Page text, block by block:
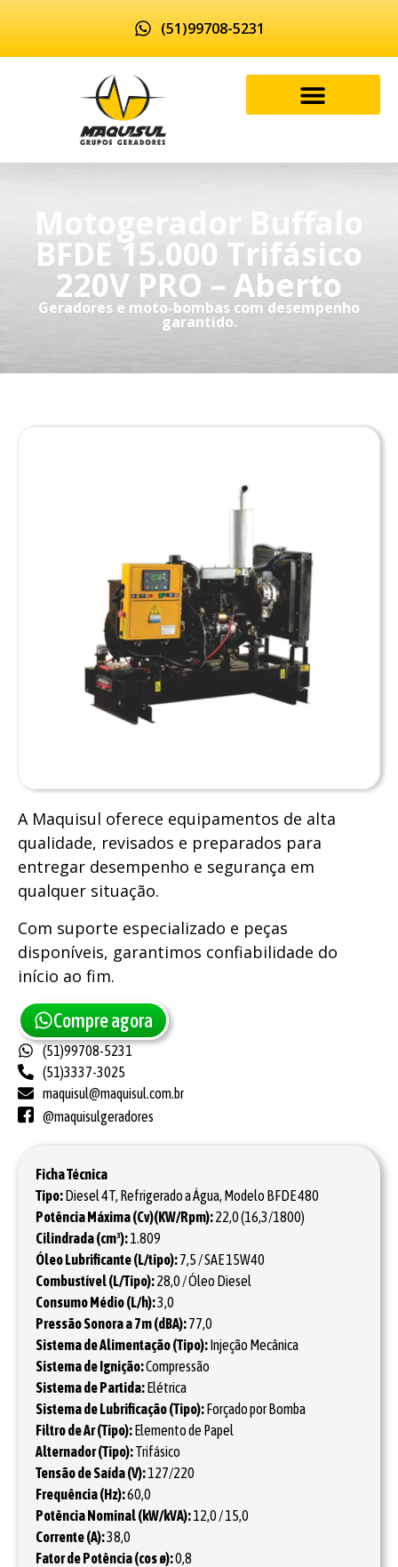
(51)99708-5231
Motogerador Buffalo
BFDE 15.000 Trifásico
220V PRO – Aberto
Geradores e moto-bombas com desempenho
garantido.
A Maquisul oferece equipamentos de alta
qualidade, revisados e preparados para
entregar desempenho e segurança em
qualquer situação.
Com suporte especializado e peças
disponíveis, garantimos confiabilidade do
início ao fim.
Compre agora
(51)99708-5231
(51)3337-3025
maquisul@maquisul.com.br
@maquisulgeradores
Ficha Técnica
Tipo:Diesel 4T, Refrigerado a Água, Modelo BFDE 480
Potência Máxima (Cv)(KW/Rpm):22,0 (16,3/1800)
Cilindrada (cm³):1.809
Óleo Lubrificante (L/tipo):7,5 / SAE 15W40
Combustível (L/Tipo):28,0 / Óleo Diesel
Consumo Médio (L/h):3,0
Pressão Sonora a 7m (dBA):77,0
Sistema de Alimentação (Tipo):Injeção Mecânica
Sistema de Ignição:Compressão
Sistema de Partida:Elétrica
Sistema de Lubrificação (Tipo):Forçado por Bomba
Filtro de Ar (Tipo):Elemento de Papel
Alternador (Tipo):Trifásico
Tensão de Saída (V):127/220
Frequência (Hz):60,0
Potência Nominal (kW/kVA):12,0 / 15,0
Corrente (A):38,0
Fator de Potência (cos ø):0,8